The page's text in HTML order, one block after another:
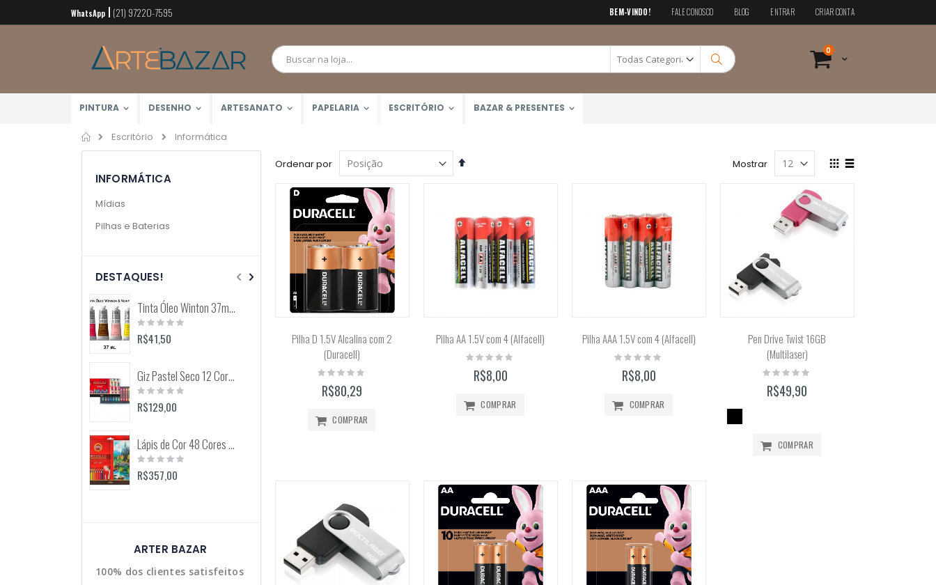
Pular
para
conteúdo
BEM-VINDO! FALE CONOSCO BLOG ENTRAR CRIAR CONTA
Cart
0 itens
Pesquisa
WhatsApp (21) 97220-7595
PINTURA DESENHO ARTESANATO PAPELARIA ESCRITÓRIO BAZAR & PRESENTES
Home
Escritório Informática
Ordenar por
Definir
Ver
Mostrar
Pilha D 1.5V Alcalina com 2
(Duracell)
Rating:
R$80,29
COMPRAR
Pilha AA 1.5V com 4 (Alfacell)
Rating:
R$8,00
COMPRAR
Pilha AAA 1.5V com 4 (Alfacell)
Rating:
R$8,00
COMPRAR
Pen Drive Twist 16GB
(Multilaser)
Rating:
R$49,90
COMPRAR
INFORMÁTICA
Mídias
Pilhas e Baterias
DESTAQUES!
Tinta Óleo Winton 37ml (Winsor & Newton)
Rating:
0%
R$41,50
Giz Pastel Seco 12 Cores Toison D'Or (Keramik) 8512
Rating:
0%
R$129,00
Lápis de Cor 48 Cores Mondeluz Aquarelável (Koh-I-Noor)
Rating:
0%
R$357,00
R$26,00
Rating:
0%
R$51,99
ARTER BAZAR
100% dos clientes satisfeitos